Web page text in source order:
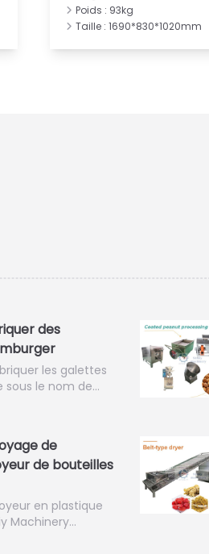
Poids : 93kg
Taille : 1690*830*1020mm
des
les galettes
sous le nom de…
de
de bouteilles
en plastique
Machinery…